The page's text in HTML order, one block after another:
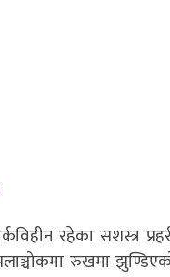
रहेका सशस्त्र
रुखमा